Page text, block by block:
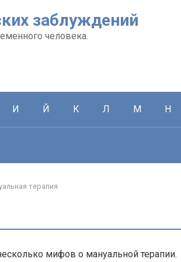
заблуждений
человека.
И Й К Л М Н
терапия
мифов о мануальной терапии.